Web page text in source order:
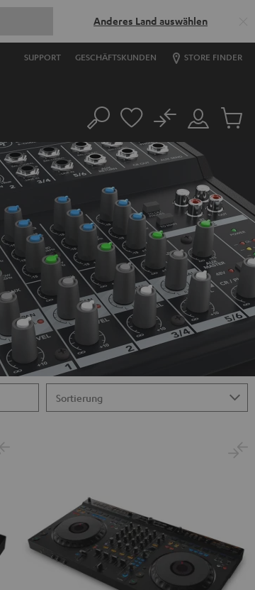
Anderes Land auswählen
SUPPORT GESCHÄFTSKUNDEN STORE FINDER
Suche
Mein
Konto
No
Artikel